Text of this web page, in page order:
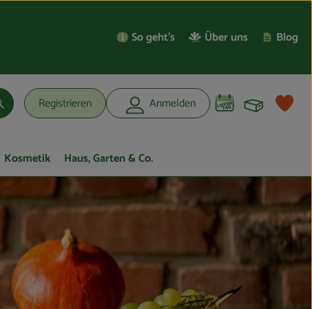
So geht’s Über uns Blog
Registrieren Anmelden
Kosmetik Haus, Garten & Co.